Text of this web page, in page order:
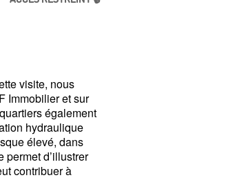
visite, nous
Immobilier et sur
également
hydraulique
élevé, dans
permet d’illustrer
contribuer à